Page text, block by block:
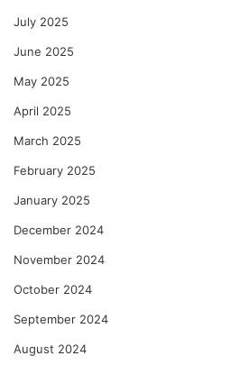
July 2025
June 2025
May 2025
April 2025
March 2025
February 2025
January 2025
December 2024
November 2024
October 2024
September 2024
August 2024